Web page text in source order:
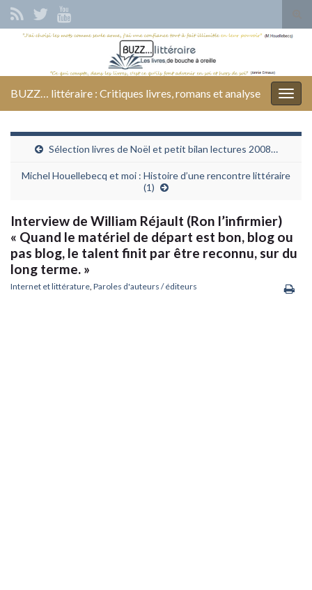
Search for:
BUZZ… littéraire : Critiques livres, romans et analyse
Sélection livres de Noël et petit bilan lectures 2008…
Michel Houellebecq et moi : Histoire d’une rencontre littéraire
(1)
Interview de William Réjault (Ron l’infirmier)
« Quand le matériel de départ est bon, blog ou
pas blog, le talent finit par être reconnu, sur du
long terme. »
Internet et littérature Paroles d'auteurs / éditeurs